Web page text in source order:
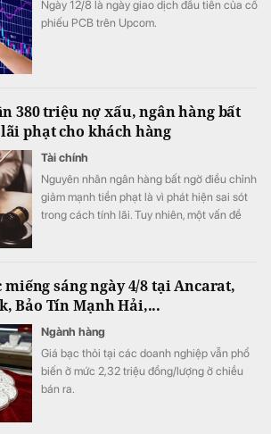
Ngày 12/8 là ngày giao dịch đầu tiên của cổ
phiếu PCB trên Upcom.
380 triệu nợ xấu, ngân hàng bất
phạt cho khách hàng
Tài chính
Nguyên nhân ngân hàng bất ngờ điều chỉnh
giảm mạnh tiền phạt là vì phát hiện sai sót
trong cách tính lãi. Tuy nhiên, một vấn đề
giấy.
miếng sáng ngày 4/8 tại Ancarat,
Bảo Tín Mạnh Hải,...
Ngành hàng
Giá bạc thỏi tại các doanh nghiệp vẫn phổ
biến ở mức 2,32 triệu đồng/lượng ở chiều
bán ra.